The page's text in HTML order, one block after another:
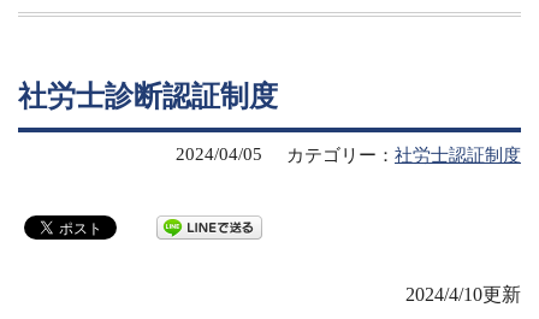
社労士診断認証制度
カテゴリー： 社労士認証制度
2024/04/05
2024/4/10更新